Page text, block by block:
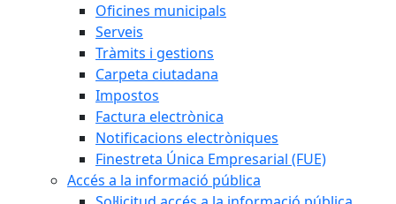
Oficines municipals
Serveis
Tràmits i gestions
Carpeta ciutadana
Impostos
Factura electrònica
Notificacions electròniques
Finestreta Única Empresarial (FUE)
Accés a la informació pública